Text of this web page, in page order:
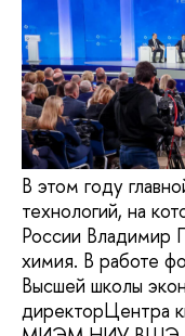
В этом году
технологий, на
России Владимир
химия. В работе
Высшей школы
директорЦентра